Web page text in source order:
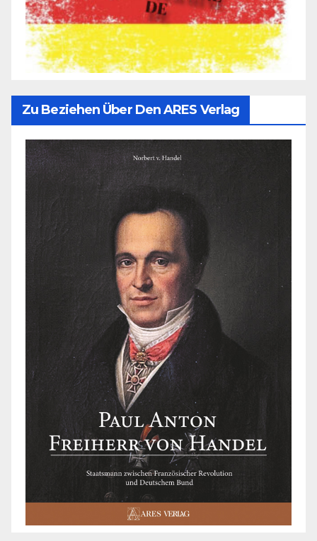
Zu Beziehen Über Den ARES Verlag